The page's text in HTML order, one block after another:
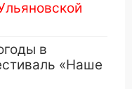
в
«Наше